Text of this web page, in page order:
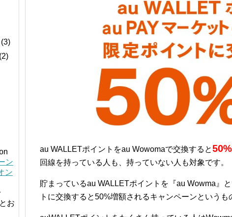
au WALLETポイントをau Wowomaで交換すると
回線を持っている人も、持っていない人も対象です。
貯まっているau WALLETポイントを『au Wowma』
トに交換すると50%増額されるキャンペーンというも
(3)
(2)
ン
ン
お